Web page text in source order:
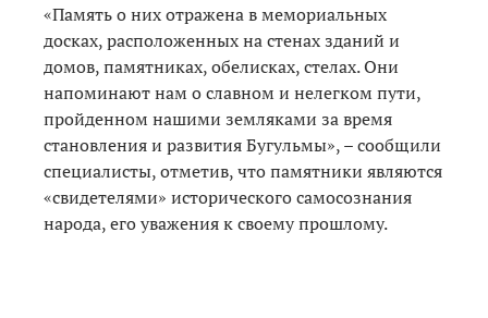
«Память о них отражена в мемориальных
досках, расположенных на стенах зданий и
домов, памятниках, обелисках, стелах. Они
напоминают нам о славном и нелегком пути,
пройденном нашими земляками за время
становления и развития Бугульмы», – сообщили
специалисты, отметив, что памятники являются
«свидетелями» исторического самосознания
народа, его уважения к своему прошлому.